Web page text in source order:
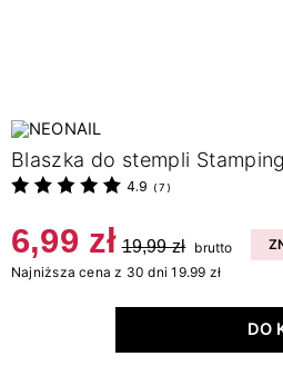
Blaszka do stempli
4.9 ( 7 )
6,99 zł 19,99 zł brutto
Najniższa cena z 30 dni 19.99 zł
DO